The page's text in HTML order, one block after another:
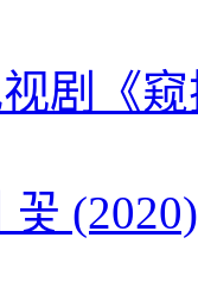
剧《
꽃 (2020)